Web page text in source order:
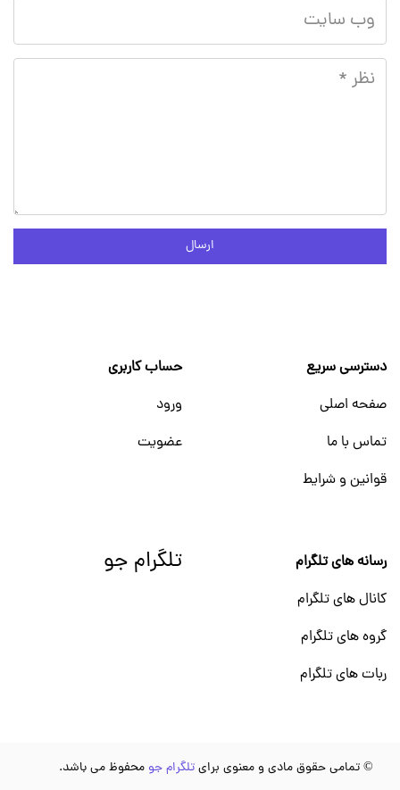
ارسال
دسترسی سریع
صفحه اصلی
تماس با ما
قوانین و شرایط
حساب کاربری
ورود
عضویت
رسانه های تلگرام
کانال های تلگرام
گروه های تلگرام
ربات های تلگرام
تلگرام جو
© تمامی حقوق مادی و معنوی برایتلگرام جو محفوظ می باشد.